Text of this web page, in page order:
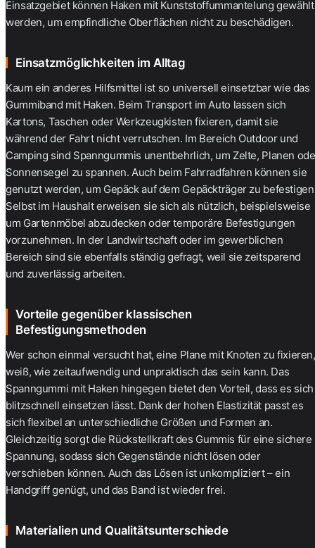
Einsatzgebiet können Haken mit Kunststoffummantelung gewählt
werden, um empfindliche Oberflächen nicht zu beschädigen.
Einsatzmöglichkeiten im Alltag
Kaum ein anderes Hilfsmittel ist so universell einsetzbar wie das
Gummiband mit Haken. Beim Transport im Auto lassen sich
Kartons, Taschen oder Werkzeugkisten fixieren, damit sie
während der Fahrt nicht verrutschen. Im Bereich Outdoor und
Camping sind Spanngummis unentbehrlich, um Zelte, Planen
Sonnensegel zu spannen. Auch beim Fahrradfahren können sie
genutzt werden, um Gepäck auf dem Gepäckträger zu
Selbst im Haushalt erweisen sie sich als nützlich, beispielsweise
um Gartenmöbel abzudecken oder temporäre Befestigungen
vorzunehmen. In der Landwirtschaft oder im gewerblichen
Bereich sind sie ebenfalls ständig gefragt, weil sie zeitsparend
und zuverlässig arbeiten.
Vorteile gegenüber klassischen
Befestigungsmethoden
Wer schon einmal versucht hat, eine Plane mit Knoten zu fixieren,
weiß, wie zeitaufwendig und unpraktisch das sein kann. Das
Spanngummi mit Haken hingegen bietet den Vorteil, dass es sich
blitzschnell einsetzen lässt. Dank der hohen Elastizität passt es
sich flexibel an unterschiedliche Größen und Formen an.
Gleichzeitig sorgt die Rückstellkraft des Gummis für eine sichere
Spannung, sodass sich Gegenstände nicht lösen oder
verschieben können. Auch das Lösen ist unkompliziert – ein
Handgriff genügt, und das Band ist wieder frei.
Materialien und Qualitätsunterschiede